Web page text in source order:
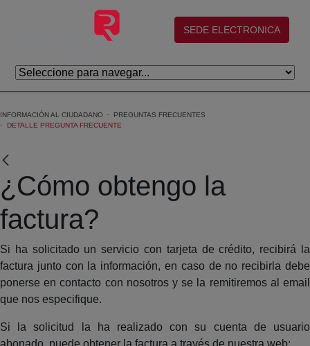
Saltar al contenido principal
(abre en nueva ventana)
SEDE ELECTRONICA
INFORMACIÓN AL CIUDADANO
PREGUNTAS FRECUENTES
DETALLE PREGUNTA FRECUENTE
¿Cómo obtengo la
factura?
Si ha solicitado un servicio con tarjeta de crédito, recibirá la
factura junto con la información, en caso de no recibirla debe
ponerse en contacto con nosotros y se la remitiremos al email
que nos especifique.
Si la solicitud la ha realizado con su cuenta de usuario
abonado, puede obtener la factura a través de nuestra web: